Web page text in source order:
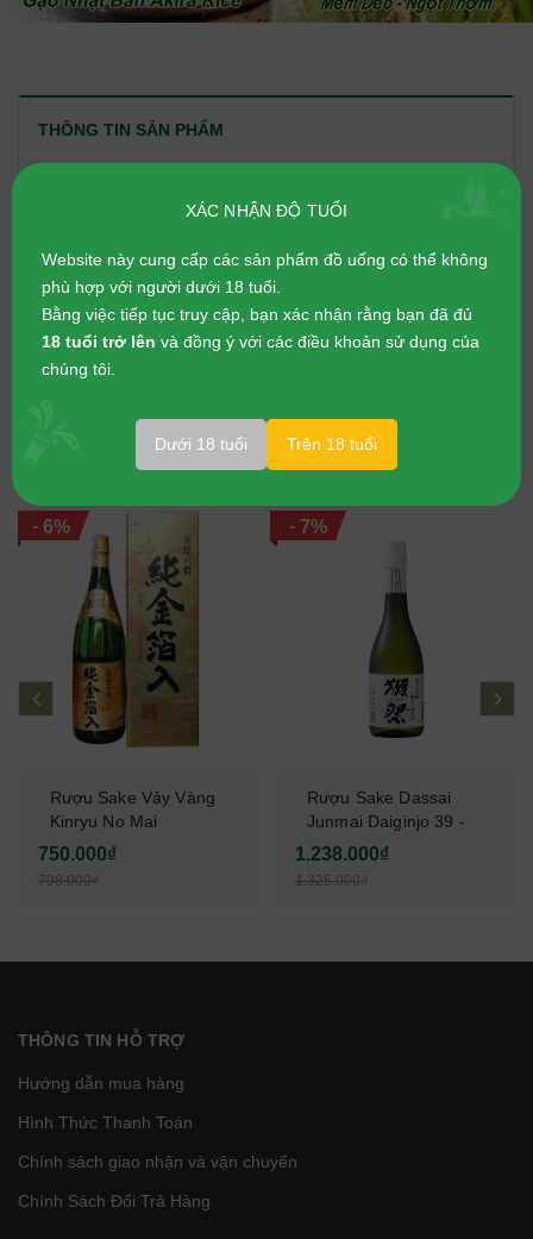
THÔNG TIN SẢN PHẨM
SẢN PHẨM LIÊN QUAN
-6%
Rượu Sake Vảy Vàng
Kinryu No Mai
Junkinpakuiri 1,8L
750.000₫
798.000₫
- 7%
Rượu Sake Dassai
Junmai Daiginjo 39 -
720ml
1.238.000₫
1.325.000₫
prev
XÁC NHẬN ĐỘ TUỔI
Website này cung cấp các sản phẩm đồ uống có thể không
phù hợp với người dưới 18 tuổi.
Bằng việc tiếp tục truy cập, bạn xác nhận rằng bạn đã đủ
18 tuổi trở lên và đồng ý với các điều khoản sử dụng của
chúng tôi.
Dưới 18 tuổi Trên 18 tuổi
THÔNG TIN HỖ TRỢ
Hướng dẫn mua hàng
Hình Thức Thanh Toán
Chính sách giao nhận và vận chuyển
Chính Sách Đổi Trả Hàng